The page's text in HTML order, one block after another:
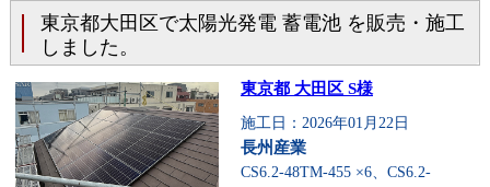
東京都大田区で太陽光発電 蓄電池 を販売・施工
しました。
東京都 大田区 S様
施工日：2026年01月22日
長州産業
CS6.2-48TM-455 ×6、CS6.2-